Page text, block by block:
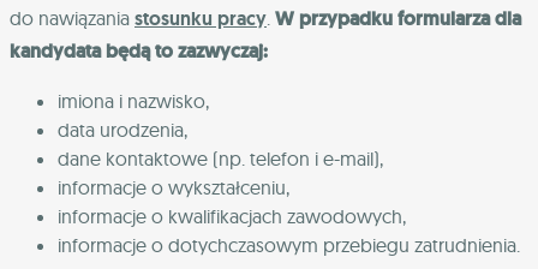
do nawiązania stosunku pracy W przypadku formularza dla
kandydata będą to zazwyczaj:
imiona i nazwisko,
data urodzenia,
dane kontaktowe (np. telefon i e-mail),
informacje o wykształceniu,
informacje o kwalifikacjach zawodowych,
informacje o dotychczasowym przebiegu zatrudnienia.